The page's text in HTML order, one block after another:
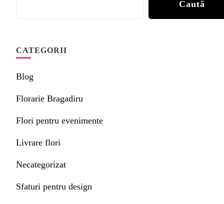
Caută
CATEGORII
Blog
Florarie Bragadiru
Flori pentru evenimente
Livrare flori
Necategorizat
Sfaturi pentru design